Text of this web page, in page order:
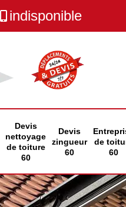
indisponible
Devis
nettoyage
de toiture
60
Devis
zingueur
60
de
60